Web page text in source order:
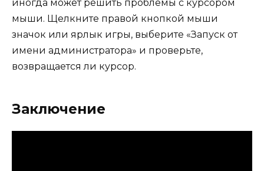
иногда может решить проблемы с курсором
мыши. Щелкните правой кнопкой мыши
значок или ярлык игры, выберите «Запуск от
имени администратора» и проверьте,
возвращается ли курсор.
Заключение